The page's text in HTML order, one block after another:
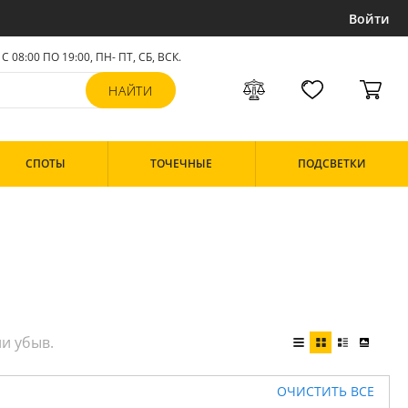
Войти
С 08:00 ПО 19:00, ПН- ПТ, СБ, ВСК.
СПОТЫ ТОЧЕЧНЫЕ ПОДСВЕТКИ
ОЧИСТИТЬ ВСЕ